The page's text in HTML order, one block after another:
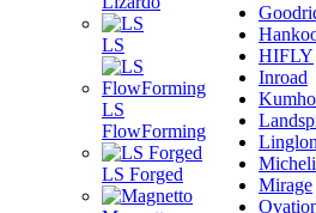
LS
LS
FlowForming
LS Forged
HIFLY
Inroad
Kumho
Mirage